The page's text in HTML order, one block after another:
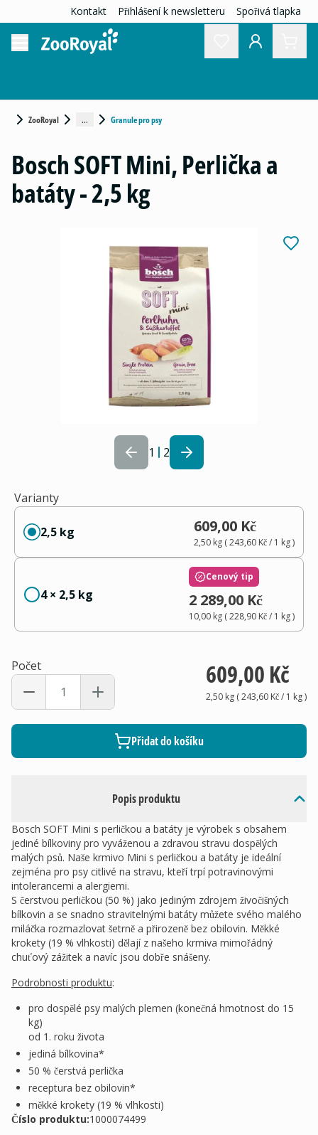
Kontakt Přihlášení k newsletteru Spořivá tlapka
ZooRoyal ... Granule pro psy
1 2
Popis produktu
Bosch SOFT Mini s perličkou a batáty je výrobek s obsahem
jediné bílkoviny pro vyváženou a zdravou stravu dospělých
malých psů. Naše krmivo Mini s perličkou a batáty je ideální
zejména pro psy citlivé na stravu, kteří trpí potravinovými
intolerancemi a alergiemi.
S čerstvou perličkou (50 %) jako jediným zdrojem živočišných
bílkovin a se snadno stravitelnými batáty můžete svého malého
miláčka rozmazlovat šetrně a přirozeně bez obilovin. Měkké
krokety (19 % vlhkosti) dělají z našeho krmiva mimořádný
chuťový zážitek a navíc jsou dobře snášeny.
Podrobnosti produktu:
pro dospělé psy malých plemen (konečná hmotnost do 15
kg)
od 1. roku života
jediná bílkovina*
50 % čerstvá perlička
receptura bez obilovin*
měkké krokety (19 % vlhkosti)
Číslo produktu:1000074499
Bosch SOFT Mini, Perlička a
batáty - 2,5 kg
Varianty
2,5 kg 609,00 Kč
2,50 kg(243,60 Kč/ 1 kg)
4 × 2,5 kg
Cenový tip
2 289,00 Kč
10,00 kg(228,90 Kč/ 1 kg)
Počet 609,00 Kč
2,50 kg(243,60 Kč/ 1 kg)
Přidat do košíku